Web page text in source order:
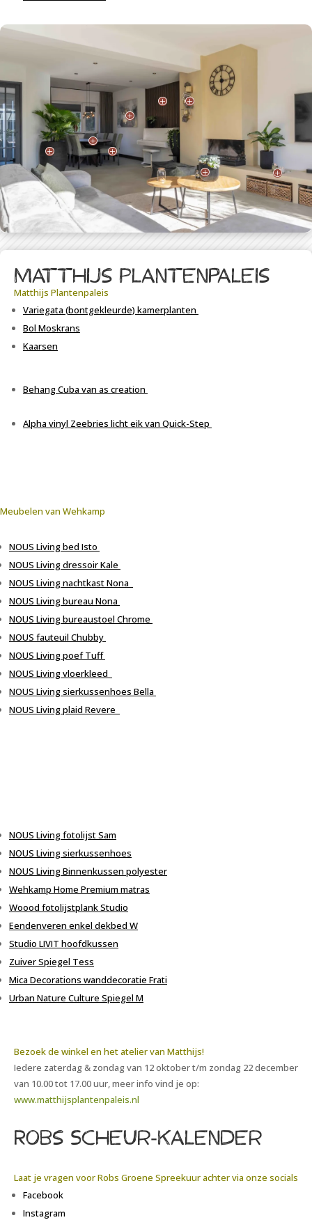
P
P
P
P
P
P
P
P
Matthijs Plantenpaleis
Matthijs Plantenpaleis
Variegata (bontgekleurde) kamerplanten
Bol Moskrans
Kaarsen
BehangCuba van as creation
Alpha vinyl Zeebries lichteikvan Quick-Step
Meubelen van Wehkamp
NOUS Living bed Isto
NOUS LivingdressoirKale
NOUS Living nachtkastNona
NOUS Living bureau Nona
NOUS Living bureaustoel Chrome
NOUS fauteuil Chubby
NOUS Living poefTuff
NOUS Livingvloerkleed
NOUS Livingsierkussenhoes Bella
NOUS Living plaid Revere
NOUS LivingfotolijstSam
NOUS Livingsierkussenhoes
NOUS LivingBinnenkussen polyester
Wehkamp Home Premium matras
Woood fotolijstplank Studio
Eendenveren enkel dekbed W
Studio LIVIT hoofdkussen
Zuiver Spiegel Tess
Mica Decorations wanddecoratie Frati
Urban Nature Culture Spiegel M
Bezoek de winkel en het atelier van Matthijs!
Iedere zaterdag & zondag van 12 oktober t/m zondag 22 december
van 10.00 tot 17.00 uur, meer info vind je op:
www.matthijsplantenpaleis.nl
Robs Scheur-kalender
Laat je vragen voor Robs Groene Spreekuur achter via onze socials
Facebook
Instagram